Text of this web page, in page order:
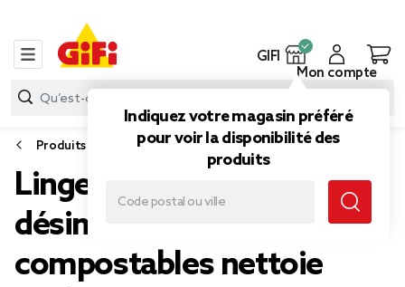
GIFI
Indiquez votre magasin préféré
pour voir la disponibilité des
produits
Mon compte
Produits d’entretien
Lingettes WC x56 Harpic
désinfectantes
compostables nettoie